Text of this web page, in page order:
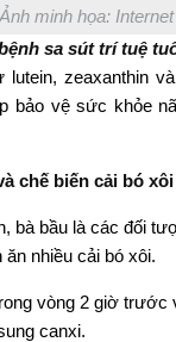
Ảnh minh họa: Internet
sa sút trí tuệ
zeaxanthin
bảo vệ sức khỏe
chế biến cải bó xôi
bà bầu là các đối
nhiều cải bó xôi.
vòng 2 giờ trước
canxi.